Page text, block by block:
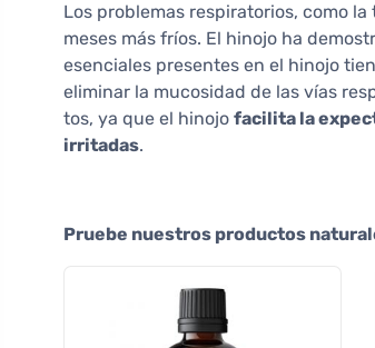
Los problemas respiratorios, como
meses más fríos. El hinojo ha
esenciales presentes en el hinojo
eliminar la mucosidad de las vías
tos, ya que el hinojo facilita la
irritadas.
Pruebe nuestros productos